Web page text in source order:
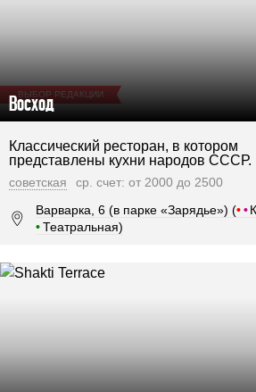
ВЫБОР РЕДАКЦИИ
Восход
Классический ресторан, в котором
представлены кухни народов СССР.
советская
ср. счет: от 2000 до 2500
Варварка, 6 (в парке «Зарядье») (••
•Театральная)